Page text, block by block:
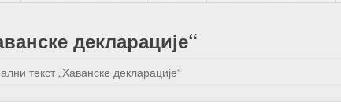
декларације“
текст „Хаванске декларације“